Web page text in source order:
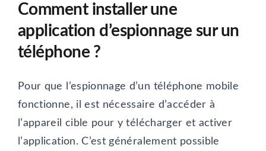
Comment installer une
application d’espionnage sur un
téléphone ?
Pour que l’espionnage d’un téléphone mobile
fonctionne, il est nécessaire d’accéder à
l’appareil cible pour y télécharger et activer
l’application. C’est généralement possible